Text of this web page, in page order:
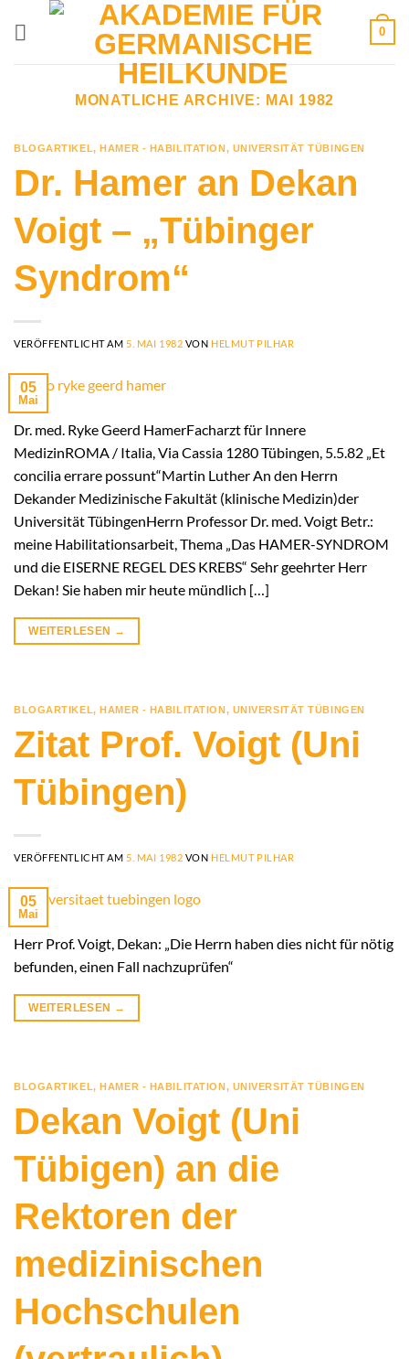
0
MONATLICHE ARCHIVE: MAI 1982
BLOGARTIKEL,HAMER - HABILITATION, UNIVERSITÄT TÜBINGEN
Dr. Hamer an Dekan
Voigt – „Tübinger
Syndrom“
VERÖFFENTLICHT AM 5. MAI 1982 VON HELMUT PILHAR
05
Mai
Dr. med. Ryke Geerd HamerFacharzt für Innere
MedizinROMA / Italia, Via Cassia 1280 Tübingen, 5.5.82 „Et
concilia errare possunt“Martin Luther An den Herrn
Dekander Medizinische Fakultät (klinische Medizin)der
Universität TübingenHerrn Professor Dr. med. Voigt Betr.:
meine Habilitationsarbeit, Thema „Das HAMER-SYNDROM
und die EISERNE REGEL DES KREBS“ Sehr geehrter Herr
Dekan! Sie haben mir heute mündlich […]
WEITERLESEN →
BLOGARTIKEL,HAMER - HABILITATION, UNIVERSITÄT TÜBINGEN
Zitat Prof. Voigt (Uni
Tübingen)
VERÖFFENTLICHT AM 5. MAI 1982 VON HELMUT PILHAR
05
Mai
Herr Prof. Voigt, Dekan: „Die Herrn haben dies nicht für nötig
befunden, einen Fall nachzuprüfen“
WEITERLESEN →
BLOGARTIKEL,HAMER - HABILITATION, UNIVERSITÄT TÜBINGEN
Dekan Voigt (Uni
Tübigen) an die
Rektoren der
medizinischen
Hochschulen